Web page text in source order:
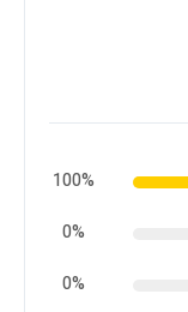
100%
0%
0%